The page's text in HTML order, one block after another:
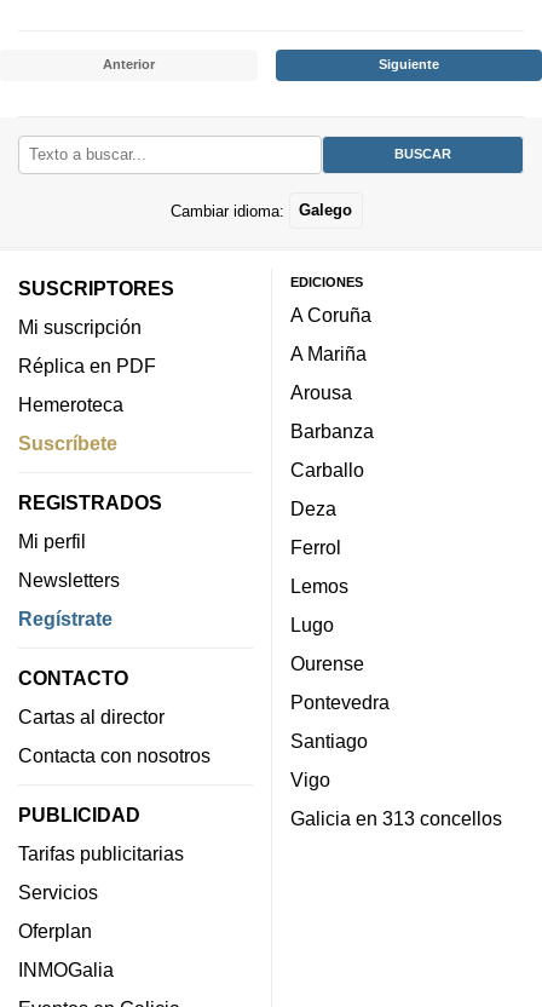
Anterior Siguiente
Cambiar idioma: Galego
SUSCRIPTORES
Mi suscripción
Réplica en PDF
Hemeroteca
Suscríbete
REGISTRADOS
Mi perfil
Newsletters
Regístrate
CONTACTO
Cartas al director
Contacta con nosotros
PUBLICIDAD
Tarifas publicitarias
Servicios
Oferplan
INMOGalia
EDICIONES
A Coruña
A Mariña
Arousa
Barbanza
Carballo
Deza
Ferrol
Lemos
Lugo
Ourense
Pontevedra
Santiago
Vigo
Galicia en 313 concellos